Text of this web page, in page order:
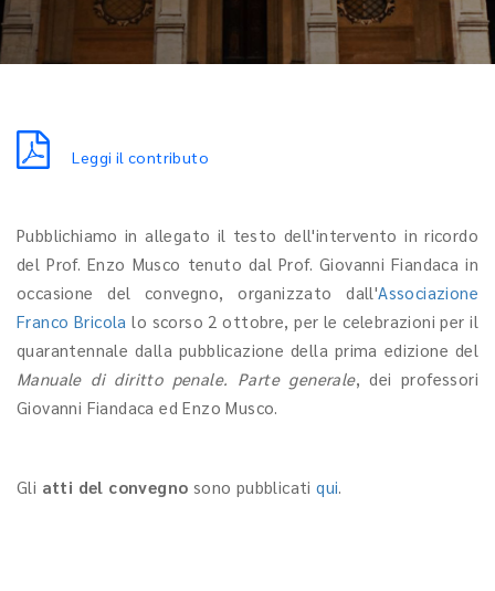
Leggi il contributo
Pubblichiamo in allegato il testo dell'intervento in ricordo
del Prof. Enzo Musco tenuto dal Prof. Giovanni Fiandaca in
occasione del convegno, organizzato dall'Associazione
Franco Bricola lo scorso 2 ottobre, per le celebrazioni per il
quarantennale dalla pubblicazione della prima edizione del
Manuale di diritto penale. Parte generale, dei professori
Giovanni Fiandaca ed Enzo Musco.
Gli atti del convegno sono pubblicatiqui.